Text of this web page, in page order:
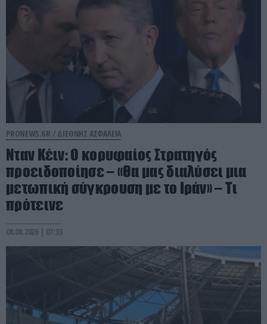
PRONEWS.GR / ΔΙΕΘΝΗΣ ΑΣΦΑΛΕΙΑ
Νταν Κέιν: Ο κορυφαίος Στρατηγός
προειδοποίησε – «Θα μας διαλύσει μια
μετωπική σύγκρουση με το Ιράν» – Τι
πρότεινε
08.08.2026 | 07:33